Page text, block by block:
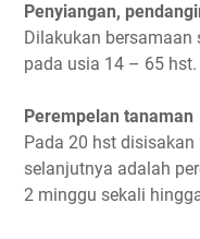
Penyiangan,
Dilakukan
pada usia 14 – 65 hst.
Perempelan tanaman
Pada 20 hst
selanjutnya adalah
2 minggu sekali